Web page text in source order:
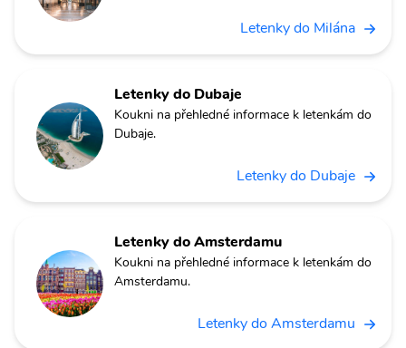
Letenky do Milána
Letenky do Dubaje
Koukni na přehledné informace k letenkám do
Dubaje.
Letenky do Dubaje
Letenky do Amsterdamu
Koukni na přehledné informace k letenkám do
Amsterdamu.
Letenky do Amsterdamu